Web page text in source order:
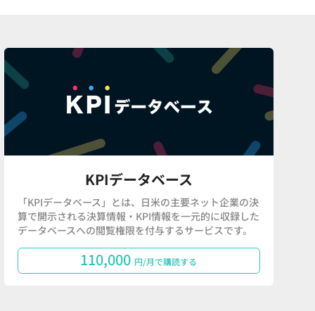
KPIデータベース
「KPIデータベース」とは、日米の主要ネット企業の決
算で開示される決算情報・KPI情報を一元的に収録した
データベースへの閲覧権限を付与するサービスです。
110,000 円/月で購読する